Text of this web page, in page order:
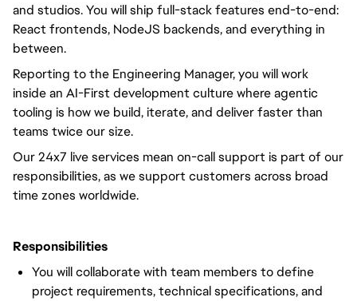
and studios. You will ship full-stack features end-to-end:
React frontends, NodeJS backends, and everything in
between.
Reporting to the Engineering Manager, you will work
inside an AI-First development culture where agentic
tooling is how we build, iterate, and deliver faster than
teams twice our size.
Our 24x7 live services mean on-call support is part of our
responsibilities, as we support customers across broad
time zones worldwide.
Responsibilities
You will collaborate with team members to define
project requirements, technical specifications, and